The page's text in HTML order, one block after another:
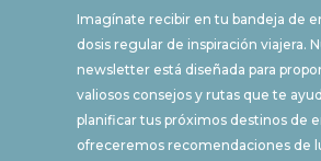
Imagínate recibir en tu bandeja de
dosis regular de inspiración viajera.
newsletter está diseñada para
valiosos consejos y rutas que te
planificar tus próximos destinos de
ofreceremos recomendaciones de